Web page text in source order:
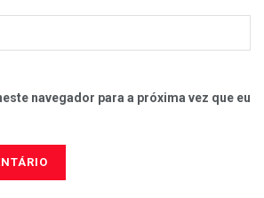
navegador para a próxima vez que eu